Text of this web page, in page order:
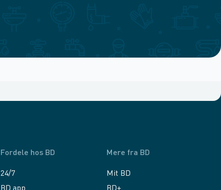
Fordele hos BD
24/7
Mere fra BD
Mit BD